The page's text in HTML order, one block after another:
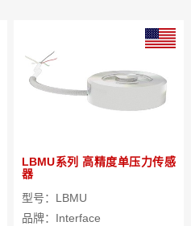
LBMU系列 高精度单压力传感
器
型号：LBMU
品牌：Interface